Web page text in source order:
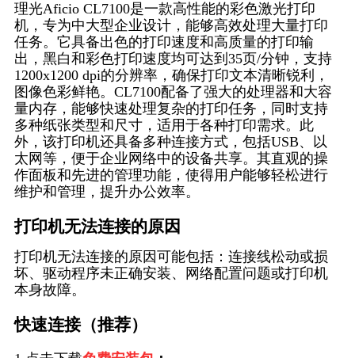
理光Aficio CL7100是一款高性能的彩色激光打印
机，专为中大型企业设计，能够高效处理大量打印
任务。它具备出色的打印速度和高质量的打印输
出，黑白和彩色打印速度均可达到35页/分钟，支持
1200x1200 dpi的分辨率，确保打印文本清晰锐利，
图像色彩鲜艳。CL7100配备了强大的处理器和大容
量内存，能够快速处理复杂的打印任务，同时支持
多种纸张类型和尺寸，适用于各种打印需求。此
外，该打印机还具备多种连接方式，包括USB、以
太网等，便于企业网络中的设备共享。其直观的操
作面板和先进的管理功能，使得用户能够轻松进行
维护和管理，提升办公效率。
打印机无法连接的原因
打印机无法连接的原因可能包括：连接线松动或损
坏、驱动程序未正确安装、网络配置问题或打印机
本身故障。
快速连接（推荐）